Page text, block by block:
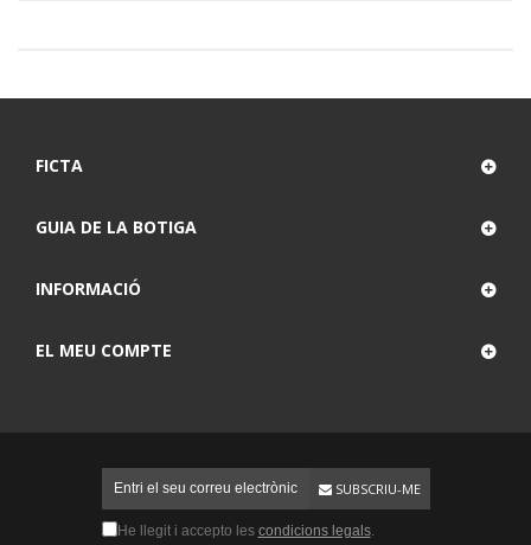
FICTA
GUIA DE LA BOTIGA
INFORMACIÓ
EL MEU COMPTE
SUBSCRIU-ME
He llegit i accepto les condicions legals.